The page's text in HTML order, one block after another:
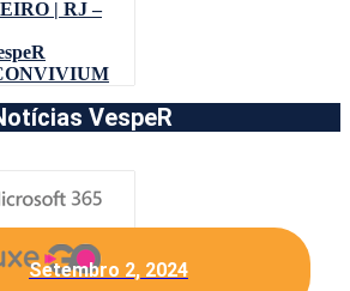
| RJ –
VespeR
Setembro 2, 2024